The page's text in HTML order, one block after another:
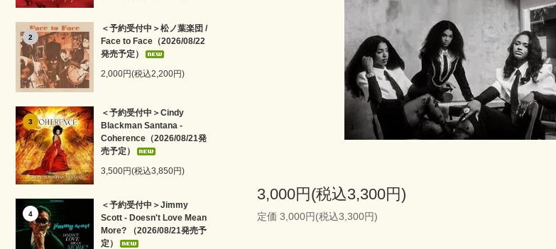
2
＜予約受付中＞松ノ葉楽団 /
Face to Face（2026/08/22
発売予定）
2,000円(税込2,200円)
3
＜予約受付中＞Cindy
Blackman Santana -
Coherence（2026/08/21発
売予定）
3,500円(税込3,850円)
4
＜予約受付中＞Jimmy
Scott - Doesn't Love Mean
More? （2026/08/21発売予
定）
3,000円(税込3,300円)
定価 3,000円(税込3,300円)